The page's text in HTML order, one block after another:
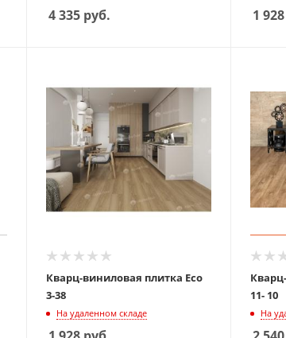
4 335 руб. 1 928
Кварц-виниловая плитка Eco
3-38
На удаленном складе
11- 10
На